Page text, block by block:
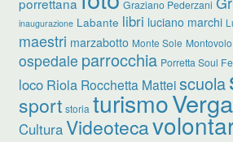
Graziano Pederzani
inaugurazione Labante libri luciano marchi
maestri marzabotto Monte Sole Montovolo
ospedale parrocchia Porretta Soul
loco Riola Rocchetta Matteiscuola
sport storia turismo
CulturaVideoteca